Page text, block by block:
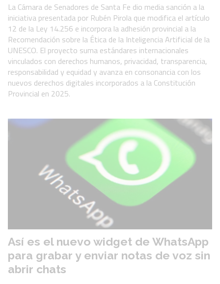
La Cámara de Senadores de Santa Fe dio media sanción a la
iniciativa presentada por Rubén Pirola que modifica el artículo
12 de la Ley 14.256 e incorpora la adhesión provincial a la
Recomendación sobre la Ética de la Inteligencia Artificial de la
UNESCO. El proyecto suma estándares internacionales
vinculados con derechos humanos, privacidad, transparencia,
responsabilidad y equidad y avanza en consonancia con los
nuevos derechos digitales incorporados a la Constitución
Provincial en 2025.
Así es el nuevo widget de WhatsApp
para grabar y enviar notas de voz sin
abrir chats